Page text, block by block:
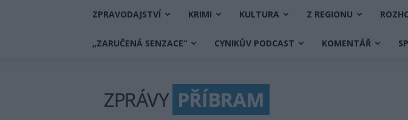
ZPRAVODAJSTVÍ KRIMI KULTURA Z REGIONU
„ZARUČENÁ SENZACE“ CYNIKŮV PODCAST KOMENTÁŘ
Příbram